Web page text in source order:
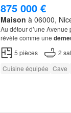
875 000 €
Maison à 06000,
Au détour d’une
révèle comme une
5 pièces 2
Cuisine équipée Cave